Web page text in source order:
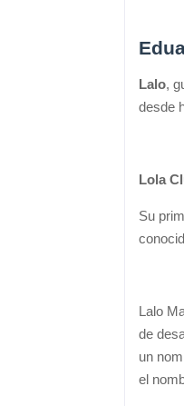
Lalo,
desde
Lola
Su
Lalo
de
un
el